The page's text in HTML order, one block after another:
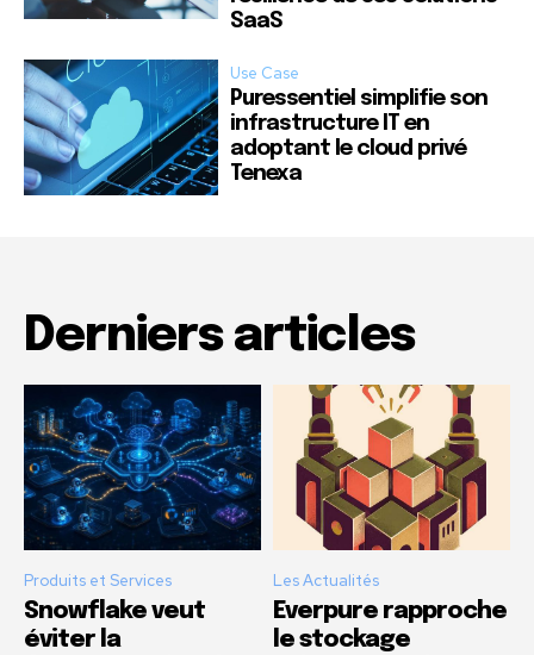
SaaS
Use Case
Puressentiel simplifie son
infrastructure IT en
adoptant le cloud privé
Tenexa
Derniers articles
Produits et Services
Snowflake veut
éviter la
Les Actualités
Everpure rapproche
le stockage